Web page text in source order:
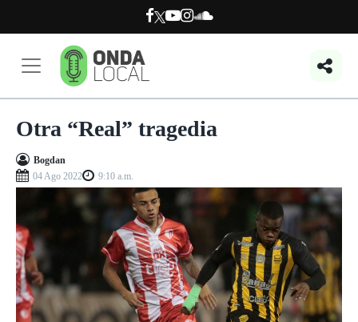
Otra “Real” tragedia
Bogdan
04 Ago 2022
9:10 a.m.